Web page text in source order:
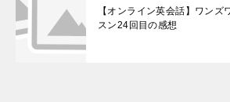
【オンライン英会話】ワンズ
スン24回目の感想